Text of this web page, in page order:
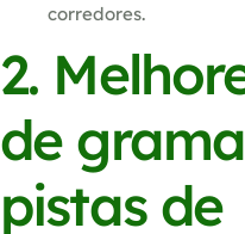
corredores.
2.
de
pistas de